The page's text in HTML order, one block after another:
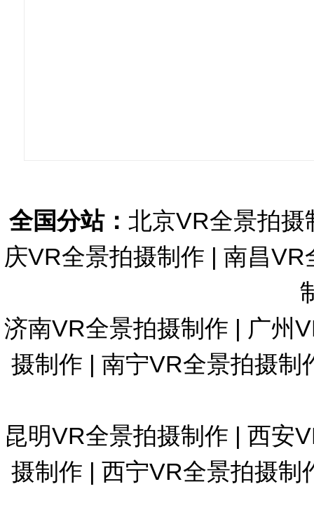
全国分站： 北京VR全景拍摄
庆VR全景拍摄制作 | 南昌VR
济南VR全景拍摄制作 | 广州
摄制作 | 南宁VR全景拍摄制
昆明VR全景拍摄制作 | 西安
摄制作 | 西宁VR全景拍摄制